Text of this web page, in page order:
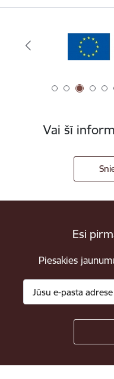
Vai šī
Esi
Piesakies